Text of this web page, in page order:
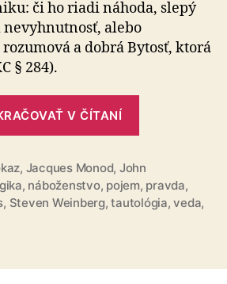
či ho riadi náhoda, slepý
alebo
a dobrá Bytosť, ktorá
§ 284).
V ČÍTANÍ
, Jacques Monod, John
, náboženstvo, pojem, pravda,
, Steven Weinberg,tautológia,veda,